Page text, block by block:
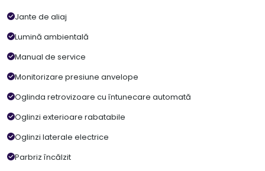
Jante de aliaj
Lumină ambientală
Manual de service
Monitorizare presiune anvelope
Oglinda retrovizoare cu întunecare automată
Oglinzi exterioare rabatabile
Oglinzi laterale electrice
Parbriz încălzit